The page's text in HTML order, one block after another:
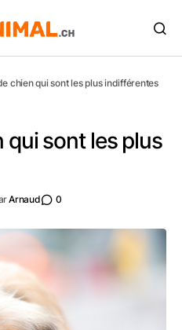
chien qui sont les plus indifférentes
qui sont les plus
Arnaud 0